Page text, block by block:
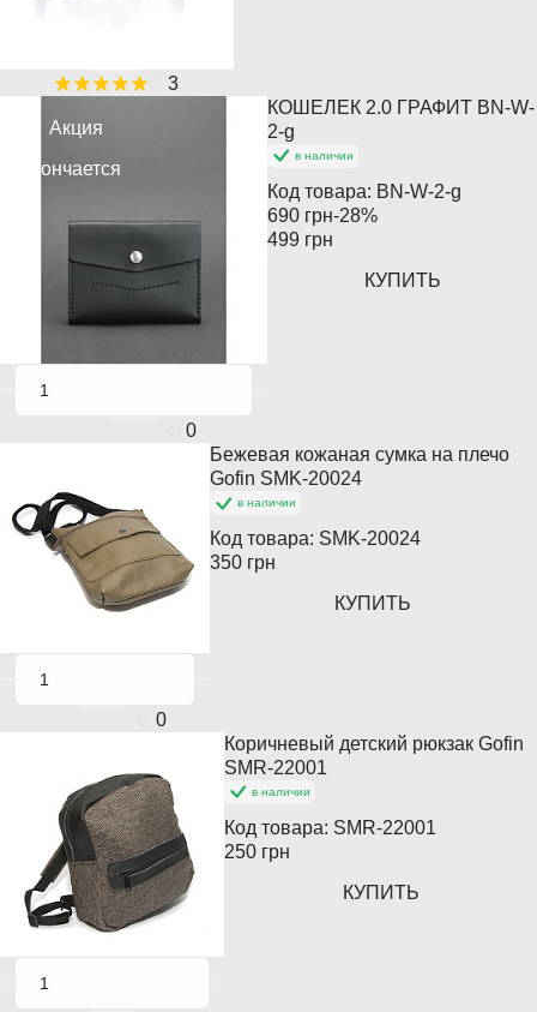
3
Акция
Кончается
0
КОШЕЛЕК 2.0 ГРАФИТ BN-W-
2-g
в наличии
Код товара: BN-W-2-g
690 грн-28%
499 грн
КУПИТЬ
0
Бежевая кожаная сумка на плечо
Gofin SMK-20024
в наличии
Код товара: SMK-20024
350 грн
КУПИТЬ
Коричневый детский рюкзак Gofin
SMR-22001
в наличии
Код товара: SMR-22001
250 грн
КУПИТЬ